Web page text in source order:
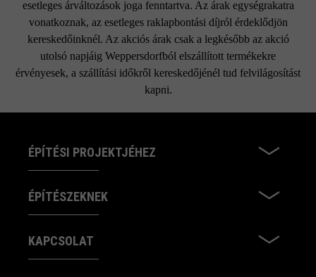
esetleges árváltozások joga fenntartva. Az árak egységrakatra
vonatkoznak, az esetleges raklapbontási díjról érdeklődjön
kereskedőinknél. Az akciós árak csak a legkésőbb az akció
utolsó napjáig Weppersdorfból elszállított termékekre
érvényesek, a szállítási időkről kereskedőjénél tud felvilágosítást
kapni.
ÉPÍTÉSI PROJEKTJÉHEZ
ÉPÍTÉSZEKNEK
KAPCSOLAT